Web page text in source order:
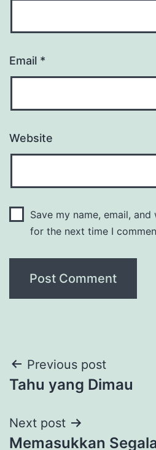
Email *
Website
Save my name, email,
for the next time I
Post
navigation
Previous post
Tahu yang Dimau
Next post
Memasukkan